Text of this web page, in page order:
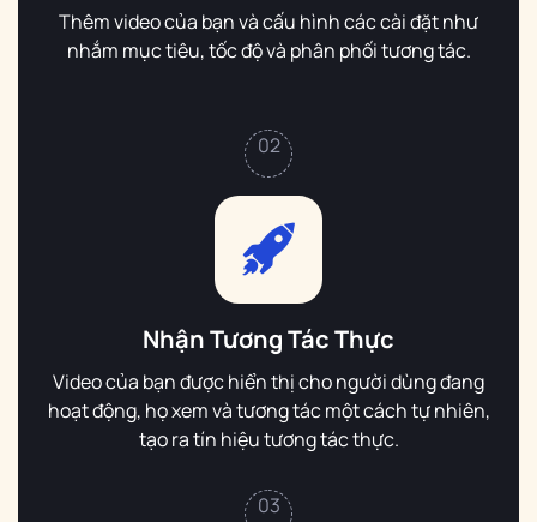
Thêm video của bạn và cấu hình các cài đặt như
nhắm mục tiêu, tốc độ và phân phối tương tác.
02
Nhận Tương Tác Thực
Video của bạn được hiển thị cho người dùng đang
hoạt động, họ xem và tương tác một cách tự nhiên,
tạo ra tín hiệu tương tác thực.
03